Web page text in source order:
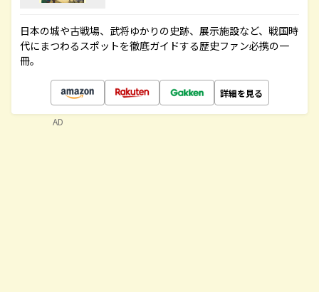
日本の城や古戦場、武将ゆかりの史跡、展示施設など、戦国時
代にまつわるスポットを徹底ガイドする歴史ファン必携の一
冊。
詳細を見る
AD